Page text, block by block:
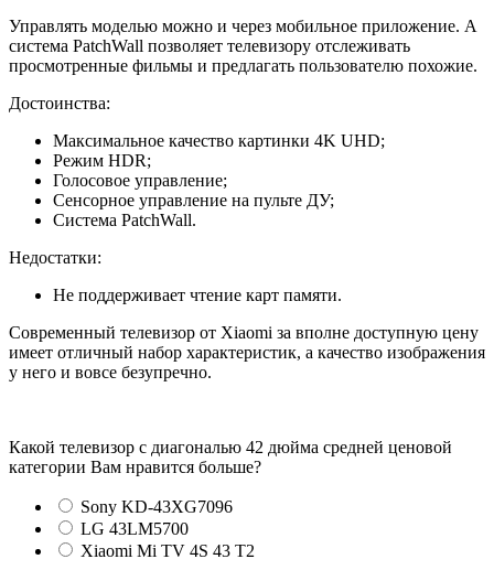
Управлять моделью можно и через мобильное приложение. А
система PatchWall позволяет телевизору отслеживать
просмотренные фильмы и предлагать пользователю похожие.
Достоинства:
Максимальное качество картинки 4K UHD;
Режим HDR;
Голосовое управление;
Сенсорное управление на пульте ДУ;
Система PatchWall.
Недостатки:
Не поддерживает чтение карт памяти.
Современный телевизор от Xiaomi за вполне доступную цену
имеет отличный набор характеристик, а качество изображения
у него и вовсе безупречно.
Какой телевизор с диагональю 42 дюйма средней ценовой
категории Вам нравится больше?
Sony KD-43XG7096
LG 43LM5700
Xiaomi Mi TV 4S 43 T2